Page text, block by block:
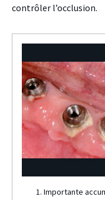
contrôler l’occlusion.
1. Importante